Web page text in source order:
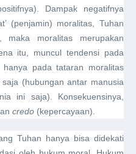
Dampak negatifnya
(penjamin) moralitas, Tuhan
maka moralitas merupakan
itu, muncul tendensi pada
pada tataran moralitas
(hubungan antar manusia
ini saja). Konsekuensinya,
credo (kepercayaan).
Tuhan hanya bisa didekati